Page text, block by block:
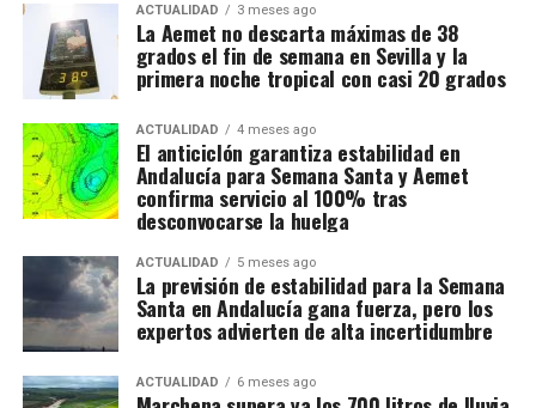
ACTUALIDAD 3 meses ago
La Aemet no descarta máximas de 38
grados el fin de semana en Sevilla y la
primera noche tropical con casi 20 grados
ACTUALIDAD 4 meses ago
El anticiclón garantiza estabilidad en
Andalucía para Semana Santa y Aemet
confirma servicio al 100% tras
desconvocarse la huelga
ACTUALIDAD 5 meses ago
La previsión de estabilidad para la Semana
Santa en Andalucía gana fuerza, pero los
expertos advierten de alta incertidumbre
ACTUALIDAD 6 meses ago